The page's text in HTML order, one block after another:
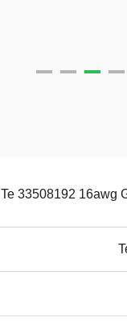
Te 33508192 16awg